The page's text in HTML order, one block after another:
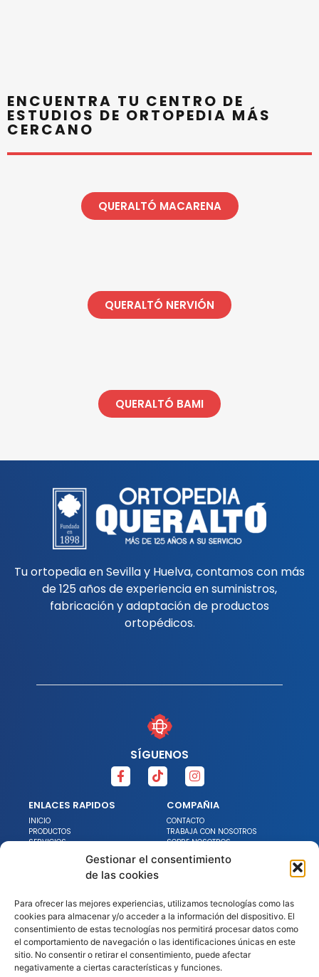
Gestionar el consentimiento
de las cookies
Para ofrecer las mejores experiencias, utilizamos tecnologías como las
cookies para almacenar y/o acceder a la información del dispositivo. El
consentimiento de estas tecnologías nos permitirá procesar datos como
el comportamiento de navegación o las identificaciones únicas en este
sitio. No consentir o retirar el consentimiento, puede afectar
negativamente a ciertas características y funciones.
ENCUENTRA TU CENTRO DE
ESTUDIOS DE ORTOPEDIA MÁS
CERCANO
QUERALTÓ MACARENA
QUERALTÓ NERVIÓN
QUERALTÓ BAMI
Tu ortopedia en Sevilla y Huelva, contamos con más
de 125 años de experiencia en suministros,
fabricación y adaptación de productos
ortopédicos.
SÍGUENOS
ENLACES RAPIDOS
INICIO
PRODUCTOS
SERVICIOS
COMPAÑIA
CONTACTO
TRABAJA CON NOSOTROS
SOBRE NOSOTROS
NOTICIAS
DECLARACIÓN DE ACCESIBILIDAD
AVISO LEGAL
POLÍTICA DE PRIVACIDAD
POLÍTICA DE COOKIES
POLÍTICA DE CALIDAD Y
MEDIOAMBIENTE